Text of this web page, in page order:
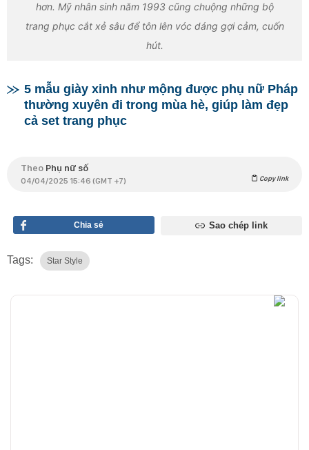
hơn. Mỹ nhân sinh năm 1993 cũng chuộng những bộ
trang phục cắt xẻ sâu để tôn lên vóc dáng gợi cảm, cuốn
hút.
5 mẫu giày xinh như mộng được phụ nữ Pháp
thường xuyên đi trong mùa hè, giúp làm đẹp
cả set trang phục
Theo Phụ nữ số
04/04/2025 15:46 (GMT +7) Copy link
Chia sẻ Sao chép link
Tags: Star Style